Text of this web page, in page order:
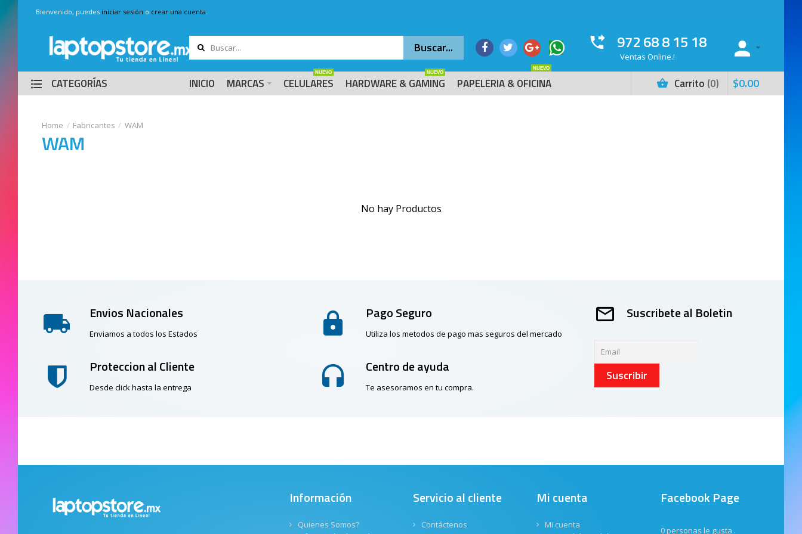
Bienvenido, puedes iniciar sesión o crear una cuenta.
972 68 8 15 18
Ventas Online.!
CATEGORÍAS INICIO MARCAS CELULARES
NUEVO
HARDWARE & GAMING
NUEVO
PAPELERIA & OFICINA
NUEVO
Carrito 0 $0.00
Fabricantes WAM
WAM
No hay Productos
Envios Nacionales
Enviamos a todos los Estados
Pago Seguro
Utiliza los metodos de pago mas seguros del mercado
Proteccion al Cliente
Desde click hasta la entrega
Centro de ayuda
Te asesoramos en tu compra.
Suscribete al Boletin
Suscribir
Información
Quienes Somos?
Servicio al cliente
Contáctenos
Mi cuenta
Mi cuenta
Facebook Page
0 personas le gusta .